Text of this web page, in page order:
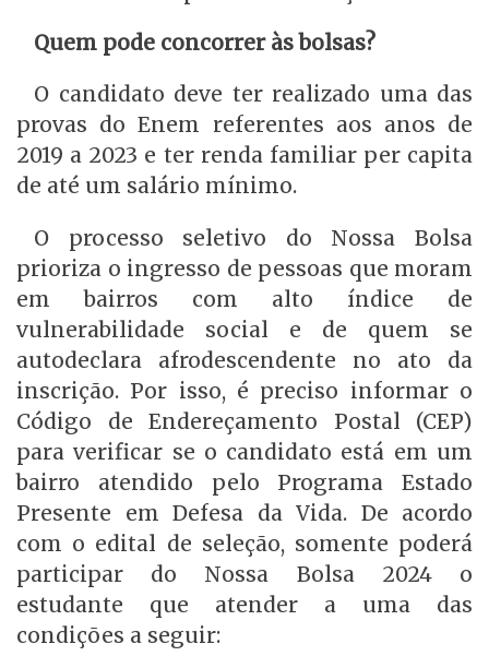
Quem pode concorrer às bolsas?
O candidato deve ter realizado uma das
provas do Enem referentes aos anos de
2019 a 2023 e ter renda familiar per capita
de até um salário mínimo.
O processo seletivo do Nossa Bolsa
prioriza o ingresso de pessoas que moram
em bairros com alto índice de
vulnerabilidade social e de quem se
autodeclara afrodescendente no ato da
inscrição. Por isso, é preciso informar o
Código de Endereçamento Postal (CEP)
para verificar se o candidato está em um
bairro atendido pelo Programa Estado
Presente em Defesa da Vida. De acordo
com o edital de seleção, somente poderá
participar do Nossa Bolsa 2024 o
estudante que atender a uma das
condições a seguir: